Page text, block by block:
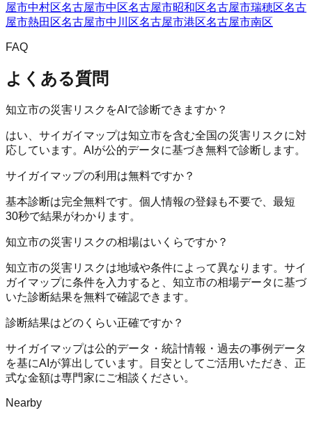
屋市中村区名古屋市中区名古屋市昭和区名古屋市瑞穂区名古
屋市熱田区名古屋市中川区名古屋市港区名古屋市南区
FAQ
よくある質問
知立市の災害リスクをAIで診断できますか？
はい、サイガイマップは知立市を含む全国の災害リスクに対
応しています。AIが公的データに基づき無料で診断します。
サイガイマップの利用は無料ですか？
基本診断は完全無料です。個人情報の登録も不要で、最短
30秒で結果がわかります。
知立市の災害リスクの相場はいくらですか？
知立市の災害リスクは地域や条件によって異なります。サイ
ガイマップに条件を入力すると、知立市の相場データに基づ
いた診断結果を無料で確認できます。
診断結果はどのくらい正確ですか？
サイガイマップは公的データ・統計情報・過去の事例データ
を基にAIが算出しています。目安としてご活用いただき、正
式な金額は専門家にご相談ください。
Nearby